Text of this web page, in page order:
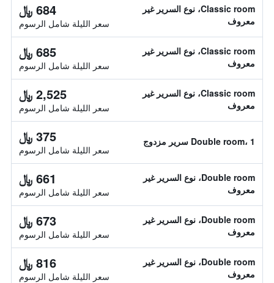
Classic room، نوع السرير غير
معروف
684 ﷼
سعر الليلة شامل الرسوم
Classic room، نوع السرير غير
معروف
685 ﷼
سعر الليلة شامل الرسوم
Classic room، نوع السرير غير
معروف
2,525 ﷼
سعر الليلة شامل الرسوم
Double room، 1 سرير مزدوج 375 ﷼
سعر الليلة شامل الرسوم
Double room، نوع السرير غير
معروف
661 ﷼
سعر الليلة شامل الرسوم
Double room، نوع السرير غير
معروف
673 ﷼
سعر الليلة شامل الرسوم
Double room، نوع السرير غير
معروف
816 ﷼
سعر الليلة شامل الرسوم